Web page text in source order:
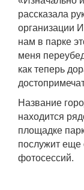
рассказала
организации
нам в парке
меня
как теперь
Название
находится
площадке
послужит
фотосессий.